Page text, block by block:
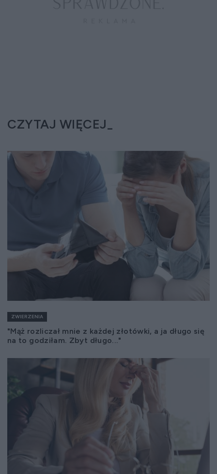
CZYTAJ WIĘCEJ
ZWIERZENIA
"Mąż rozliczał mnie z każdej złotówki, a ja długo się
na to godziłam. Zbyt długo..."